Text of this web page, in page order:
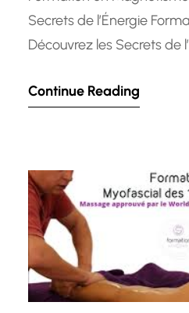
Secrets de l’Énergie
Découvrez les Secrets de
repose sur la croyance en
discipline pour ses
Continue Reading